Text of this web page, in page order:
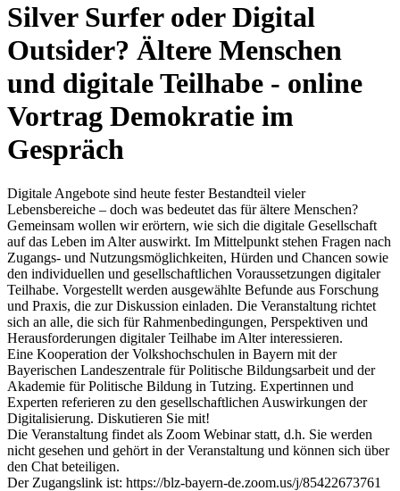
Silver Surfer oder Digital
Outsider? Ältere Menschen
und digitale Teilhabe - online
Vortrag Demokratie im
Gespräch
Digitale Angebote sind heute fester Bestandteil vieler
Lebensbereiche – doch was bedeutet das für ältere Menschen?
Gemeinsam wollen wir erörtern, wie sich die digitale Gesellschaft
auf das Leben im Alter auswirkt. Im Mittelpunkt stehen Fragen nach
Zugangs- und Nutzungsmöglichkeiten, Hürden und Chancen sowie
den individuellen und gesellschaftlichen Voraussetzungen digitaler
Teilhabe. Vorgestellt werden ausgewählte Befunde aus Forschung
und Praxis, die zur Diskussion einladen. Die Veranstaltung richtet
sich an alle, die sich für Rahmenbedingungen, Perspektiven und
Herausforderungen digitaler Teilhabe im Alter interessieren.
Eine Kooperation der Volkshochschulen in Bayern mit der
Bayerischen Landeszentrale für Politische Bildungsarbeit und der
Akademie für Politische Bildung in Tutzing. Expertinnen und
Experten referieren zu den gesellschaftlichen Auswirkungen der
Digitalisierung. Diskutieren Sie mit!
Die Veranstaltung findet als Zoom Webinar statt, d.h. Sie werden
nicht gesehen und gehört in der Veranstaltung und können sich über
den Chat beteiligen.
Der Zugangslink ist: https://blz-bayern-de.zoom.us/j/85422673761